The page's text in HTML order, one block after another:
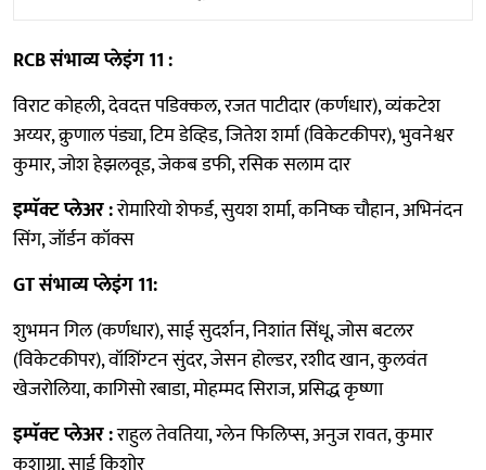
RCB संभाव्य प्लेइंग 11 :
विराट कोहली, देवदत्त पडिक्कल, रजत पाटीदार (कर्णधार), व्यंकटेश
अय्यर, क्रुणाल पंड्या, टिम डेव्हिड, जितेश शर्मा (विकेटकीपर), भुवनेश्वर
कुमार, जोश हेझलवूड, जेकब डफी, रसिक सलाम दार
इम्पॅक्ट प्लेअर :रोमारियो शेफर्ड, सुयश शर्मा, कनिष्क चौहान, अभिनंदन
सिंग, जॉर्डन कॉक्स
GT संभाव्य प्लेइंग 11:
शुभमन गिल (कर्णधार), साई सुदर्शन, निशांत सिंधू, जोस बटलर
(विकेटकीपर), वॉशिंग्टन सुंदर, जेसन होल्डर, रशीद खान, कुलवंत
खेजरोलिया, कागिसो रबाडा, मोहम्मद सिराज, प्रसिद्ध कृष्णा
इम्पॅक्ट प्लेअर :राहुल तेवतिया, ग्लेन फिलिप्स, अनुज रावत, कुमार